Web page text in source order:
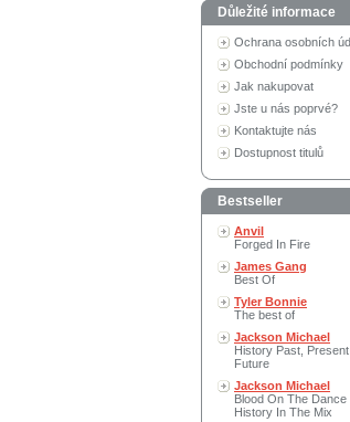
Důležité informace
Ochrana osobních
Obchodní podmínky
Jak nakupovat
Jste u nás poprvé?
Kontaktujte nás
Dostupnost titulů
Bestseller
Anvil
Forged In Fire
James Gang
Best Of
Tyler Bonnie
The best of
Jackson Michael
History Past, Present
Future
Jackson Michael
Blood On The Dance
History In The Mix